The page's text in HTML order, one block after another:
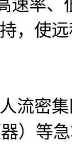
，使
流密
）等